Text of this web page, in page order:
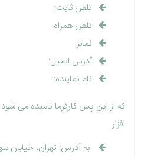
تلفن ثابت:
تلفن همراه:
نمابر:
آدرس ایمیل:
نام نماینده:
که از این پس کارفرما نامیده می
افزار
به آدرس: تهران، خیابان